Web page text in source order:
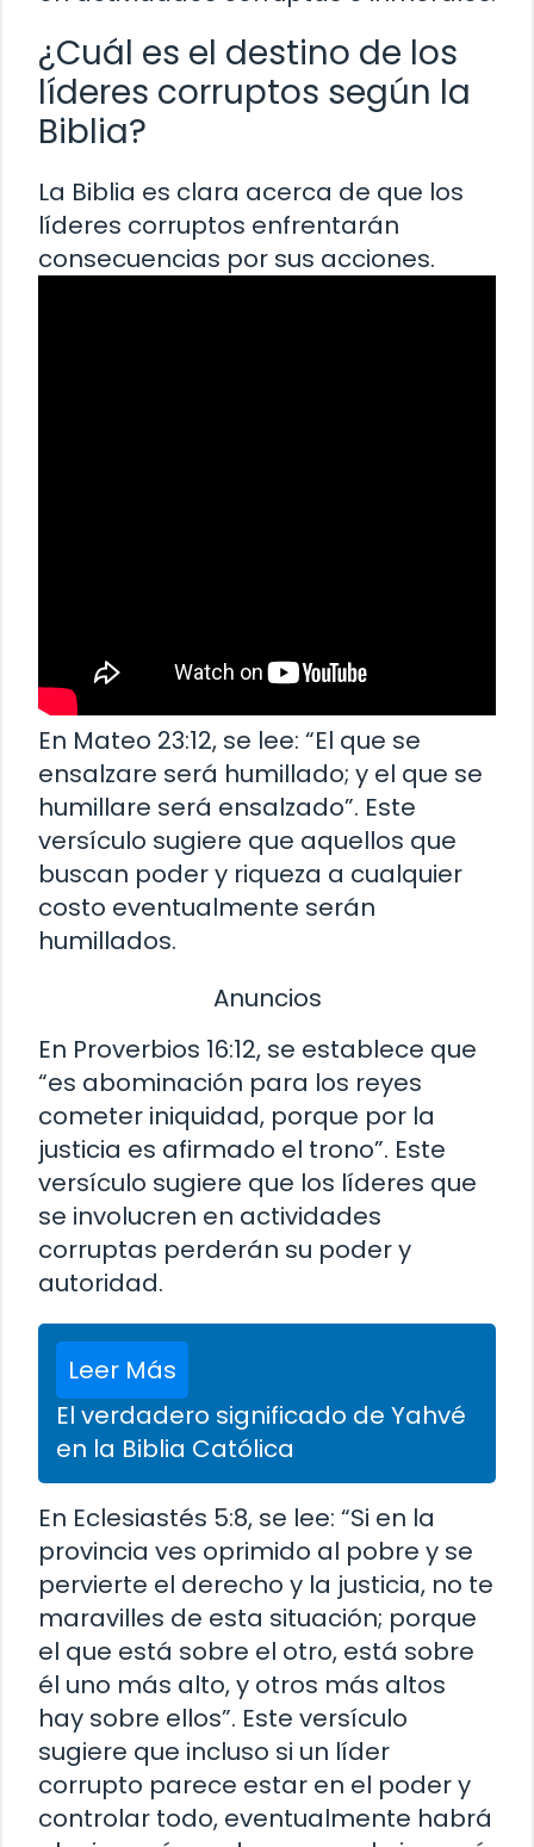
¿Cuál es el destino de los
líderes corruptos según la
Biblia?
La Biblia es clara acerca de que los
líderes corruptos enfrentarán
consecuencias por sus acciones.
En Mateo 23:12, se lee: “El que se
ensalzare será humillado; y el que se
humillare será ensalzado”. Este
versículo sugiere que aquellos que
buscan poder y riqueza a cualquier
costo eventualmente serán
humillados.
Anuncios
En Proverbios 16:12, se establece que
“es abominación para los reyes
cometer iniquidad, porque por la
justicia es afirmado el trono”. Este
versículo sugiere que los líderes que
se involucren en actividades
corruptas perderán su poder y
autoridad.
Leer Más
El verdadero significado de Yahvé
en la Biblia Católica
En Eclesiastés 5:8, se lee: “Si en la
provincia ves oprimido al pobre y se
pervierte el derecho y la justicia, no te
maravilles de esta situación; porque
el que está sobre el otro, está sobre
él uno más alto, y otros más altos
hay sobre ellos”. Este versículo
sugiere que incluso si un líder
corrupto parece estar en el poder y
controlar todo, eventualmente habrá